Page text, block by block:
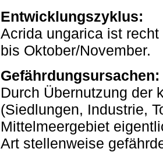
Entwicklungszyklus:
Acrida ungarica ist
bis Oktober/November.
Gefährdungsursachen:
Durch Übernutzung der
(Siedlungen, Industrie,
Mittelmeergebiet
Art stellenweise